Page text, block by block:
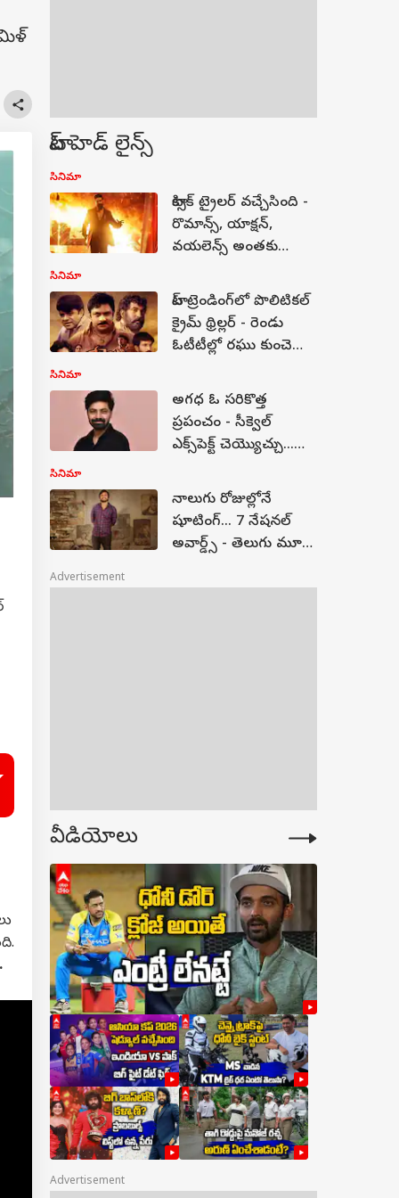
టాప్ హెడ్ లైన్స్
సినిమా
టాక్సిక్ ట్రైలర్ వచ్చేసింది -
రొమాన్స్, యాక్షన్,
వయలెన్స్ అంతకు
సినిమా
టాప్ ట్రెండింగ్‌లో పొలిటికల్
క్రైమ్ థ్రిల్లర్ - రెండు
ఓటీటీల్లో రఘు కుంచె
డోంట్ మిస్
సినిమా
అగధ ఓ సరికొత్త
ప్రపంచం - సీక్వెల్
ఎక్స్‌పెక్ట్ చెయ్యొచ్చు...
సినిమా
నాలుగు రోజుల్లోనే
షూటింగ్... 7 నేషనల్
అవార్డ్స్ - తెలుగు మూవీ
Advertisement
వీడియోలు
Advertisement